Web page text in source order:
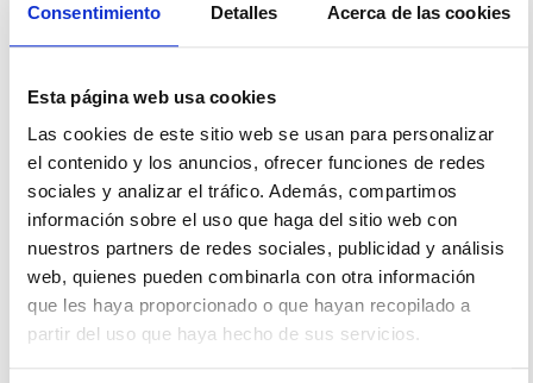
Consentimiento Detalles Acerca de las cookies
Esta página web usa cookies
Las cookies de este sitio web se usan para personalizar
el contenido y los anuncios, ofrecer funciones de redes
sociales y analizar el tráfico. Además, compartimos
información sobre el uso que haga del sitio web con
nuestros partners de redes sociales, publicidad y análisis
web, quienes pueden combinarla con otra información
que les haya proporcionado o que hayan recopilado a
partir del uso que haya hecho de sus servicios.
dans chaque coin, alors n’oubliez pas votre appareil
photo.
Cienfuegos : la perle du Sud
avec un goût de campagne et
de brise marine
Connue pour son élégante architecture de style français,
Cienfuegos
est une autre ville idéale à explorer en
calèche. Cettevisitevous permettra de découvrir la
beauté d’une charmante ville côtière.